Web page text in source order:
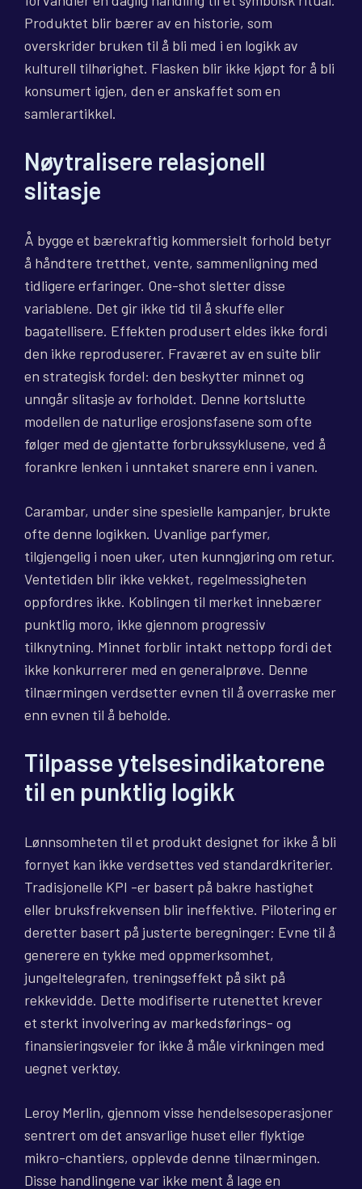
Produktet blir bærer av en historie, som
overskrider bruken til å bli med i en logikk av
kulturell tilhørighet. Flasken blir ikke kjøpt for å bli
konsumert igjen, den er anskaffet som en
samlerartikkel.
Nøytralisere relasjonell
slitasje
Å bygge et bærekraftig kommersielt forhold betyr
å håndtere tretthet, vente, sammenligning med
tidligere erfaringer. One-shot sletter disse
variablene. Det gir ikke tid til å skuffe eller
bagatellisere. Effekten produsert eldes ikke fordi
den ikke reproduserer. Fraværet av en suite blir
en strategisk fordel: den beskytter minnet og
unngår slitasje av forholdet. Denne kortslutte
modellen de naturlige erosjonsfasene som ofte
følger med de gjentatte forbrukssyklusene, ved å
forankre lenken i unntaket snarere enn i vanen.
Carambar, under sine spesielle kampanjer, brukte
ofte denne logikken. Uvanlige parfymer,
tilgjengelig i noen uker, uten kunngjøring om retur.
Ventetiden blir ikke vekket, regelmessigheten
oppfordres ikke. Koblingen til merket innebærer
punktlig moro, ikke gjennom progressiv
tilknytning. Minnet forblir intakt nettopp fordi det
ikke konkurrerer med en generalprøve. Denne
tilnærmingen verdsetter evnen til å overraske mer
enn evnen til å beholde.
Tilpasse ytelsesindikatorene
til en punktlig logikk
Lønnsomheten til et produkt designet for ikke å bli
fornyet kan ikke verdsettes ved standardkriterier.
Tradisjonelle KPI -er basert på bakre hastighet
eller bruksfrekvensen blir ineffektive. Pilotering er
deretter basert på justerte beregninger: Evne til å
generere en tykke med oppmerksomhet,
jungeltelegrafen, treningseffekt på sikt på
rekkevidde. Dette modifiserte rutenettet krever
et sterkt involvering av markedsførings- og
finansieringsveier for ikke å måle virkningen med
uegnet verktøy.
Leroy Merlin, gjennom visse hendelsesoperasjoner
sentrert om det ansvarlige huset eller flyktige
mikro-chantiers, opplevde denne tilnærmingen.
Disse handlingene var ikke ment å lage en